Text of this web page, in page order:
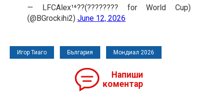
— LFCAlex¹⁶??(???????? for World Cup)
(@BGrockihi2) June 12, 2026
Игор Тиаго България Мондиал 2026
Напиши
коментар